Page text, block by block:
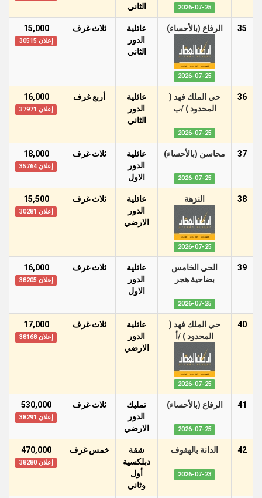
2026-07-25
الثاني
35 الرفاع (بالأحساء)
2026-07-25
عائلية
الدور
الثاني
ثلاث غرف 15,000
إعلان 30515
36
حي الملك فهد (
المحدود ) /ب
2026-07-25
عائلية
الدور
الثاني
أربع غرف 16,000
إعلان 37971
37 محاسن (بالأحساء)
2026-07-25
عائلية
الدور
اﻻول
ثلاث غرف 18,000
إعلان 35764
38 النزهة
2026-07-25
عائلية
الدور
اﻻرضي
ثلاث غرف 15,500
إعلان 30281
39
الحي الخامس
بضاحية هجر
2026-07-25
عائلية
الدور
اﻻول
ثلاث غرف 16,000
إعلان 38205
40
حي الملك فهد (
المحدود ) /أ
2026-07-25
عائلية
الدور
اﻻرضي
ثلاث غرف 17,000
إعلان 38168
41 الرفاع (بالأحساء)
2026-07-25
تمليك
الدور
اﻻرضي
ثلاث غرف 530,000
إعلان 38291
42 الدانة بالهفوف
2026-07-23
شقة
دبلكسية
أول
وثاني
خمس غرف 470,000
إعلان 38280